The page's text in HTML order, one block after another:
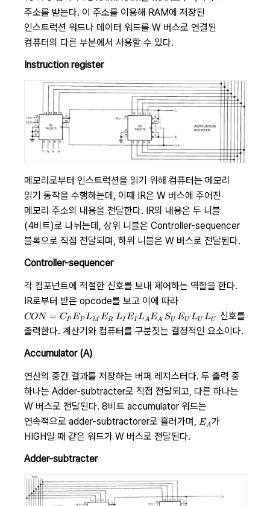
주소를 받는다. 이 주소를 이용해 RAM에 저장된
인스트럭션 워드나 데이터 워드를 W 버스로 연결된
컴퓨터의 다른 부분에서 사용할 수 있다.
Instruction register
메모리로부터 인스트럭션을 읽기 위해 컴퓨터는 메모리
읽기 동작을 수행하는데, 이때 IR은 W 버스에 주어진
메모리 주소의 내용을 전달한다. IR의 내용은 두 니블
(4비트)로 나뉘는데, 상위 니블은 Controller-sequencer
블록으로 직접 전달되며, 하위 니블은 W 버스로 전달된다.
Controller-sequencer
각 컴포넌트에 적절한 신호를 보내 제어하는 역할을 한다.
IR로부터 받은 opcode를 보고 이에 따라
CON =
C_PE_PL_ME_R\
L_IE_IL_AE_A\
S_UE_UL_UL_U
CON = CP EP LM ER LI EI LA EA SU EU LU LU
신호를
출력한다. 계산기와 컴퓨터를 구분짓는 결정적인 요소이다.
Accumulator (A)
연산의 중간 결과를 저장하는 버퍼 레지스터다. 두 출력 중
하나는 Adder-subtracter로 직접 전달되고, 다른 하나는
W 버스로 전달된다. 8비트 accumulator 워드는
연속적으로 adder-subtractorer로 흘러가며, E_A
E A 가
HIGH일 때 같은 워드가 W 버스로 전달된다.
Adder-subtracter